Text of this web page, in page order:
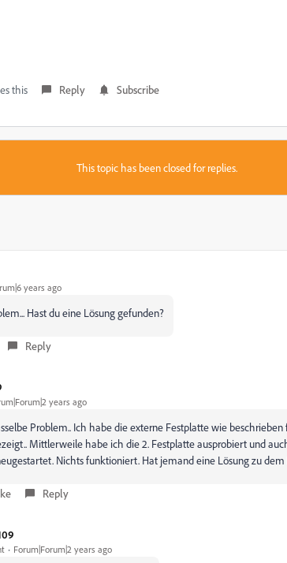
this Reply Subscribe
This topic has been closed for replies.
years ago
Hast du eine Lösung gefunden?
Reply
years ago
Problem.. Ich habe die externe Festplatte wie
Mittlerweile habe ich die 2. Festplatte ausprobiert und
Nichts funktioniert. Hat jemand eine Lösung zu dem
Reply
Forum|Forum|2 years ago